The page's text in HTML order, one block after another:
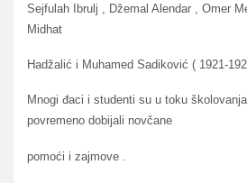
Sejfulah Ibrulj , Džemal Alendar , Omer
Midhat
Hadžalić i Muhamed Sadiković ( 1921-
Mnogi đaci i studenti su u toku
povremeno dobijali novčane
pomoći i zajmove .